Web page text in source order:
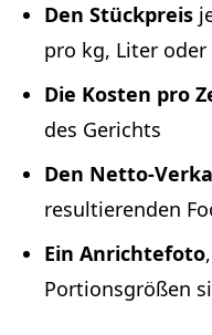
Den Stückpreis
pro kg, Liter oder
Die Kosten pro
des Gerichts
Den Netto-
resultierenden
Ein Anrichtefoto
Portionsgrößen